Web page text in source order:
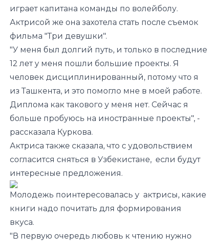
играет капитана команды по волейболу.
Актрисой же она захотела стать после съемок
фильма "Три девушки".
"У меня был долгий путь, и только в последние
12 лет у меня пошли большие проекты. Я
человек дисциплинированный, потому что я
из Ташкента, и это помогло мне в моей работе.
Диплома как такового у меня нет. Сейчас я
больше пробуюсь на иностранные проекты", -
рассказала Куркова.
Актриса также сказала, что с удовольствием
согласится сняться в Узбекистане, если будут
интересные предложения.
Молодежь поинтересовалась у актрисы, какие
книги надо почитать для формирования
вкуса.
"В первую очередь любовь к чтению нужно